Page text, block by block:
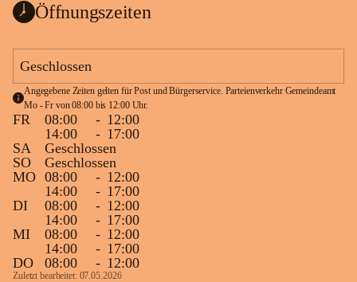
Öffnungszeiten
Geschlossen
Angegebene Zeiten gelten für Post und Bürgerservice. Parteienverkehr Gemeindeamt
Mo - Fr von 08:00 bis 12:00 Uhr.
FR 08:00 - 12:00
14:00
- 17:00
SA
Geschlossen
SO
Geschlossen
MO 08:00 - 12:00
14:00
- 17:00
DI
08:00 - 12:00
14:00
- 17:00
MI
08:00 - 12:00
14:00
- 17:00
DO
08:00 - 12:00
Zuletzt bearbeitet: 07.05.2026